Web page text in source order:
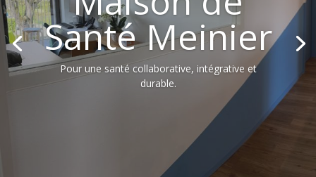
Santé Meinier
Pour une santé collaborative, intégrative et
durable.